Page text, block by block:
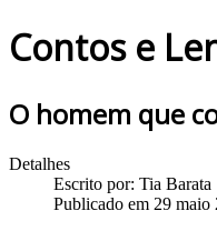
Contos e
O homem que
Detalhes
Escrito por: Tia Barata
Publicado em 29 maio